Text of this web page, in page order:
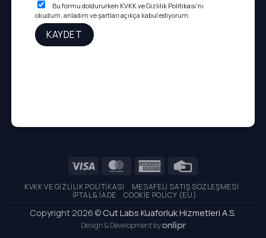
Bu formu doldururken KVKK ve Gizlilik Politikası'nı
okudum, anladım ve şartları açıkça kabul ediyorum.
Visa MasterCardAmerican
KVKK VE GIZLILIK POLITIKASI
MESAFELI SATIŞ SÖZLEŞMESI
İPTAL & İADE
COOKIE POLICY (EU)
Copyright 2026 © Cut Labs Kuaforluk Hizmetleri A.S.
Design & Development by